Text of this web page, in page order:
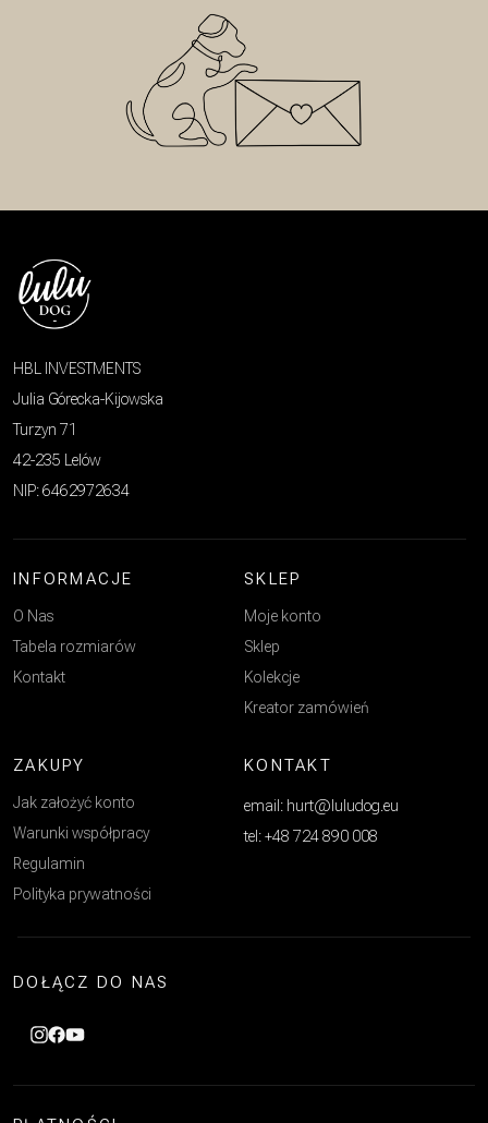
HBL INVESTMENTS
Julia Górecka-Kijowska
Turzyn 71
42-235 Lelów
NIP: 6462972634
INFORMACJE
O Nas
Tabela rozmiarów
Kontakt
SKLEP
Moje konto
Sklep
Kolekcje
Kreator zamówień
ZAKUPY
Jak założyć konto
Warunki współpracy
Regulamin
Polityka prywatności
KONTAKT
email: hurt@luludog.eu
tel: +48 724 890 008
DOŁĄCZ DO NAS